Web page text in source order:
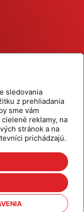
sledovania
z prehliadania
sme vám
reklamy, na
stránok a na
prichádzajú.
tipy